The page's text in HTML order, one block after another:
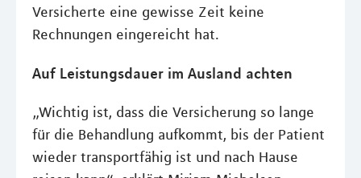
Versicherte eine gewisse Zeit keine
Rechnungen eingereicht hat.
Auf Leistungsdauer im Ausland achten
„Wichtig ist, dass die Versicherung so lange
für die Behandlung aufkommt, bis der Patient
wieder transportfähig ist und nach Hause